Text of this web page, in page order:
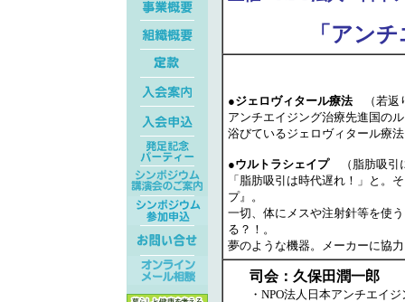
「アン
●ジェロヴィタール療法（若返
アンチエイジング治療先進国の
浴びているジェロヴィタール療
●ウルトラシェイプ（脂肪吸引
「脂肪吸引は時代遅れ！」と。
プ』。
一切、体にメスや注射針等を使
る？！。
夢のような機器。メーカーに協
司会：久保田潤一郎
・NPO法人日本アンチエイ